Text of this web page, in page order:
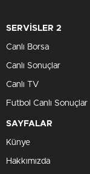
SERVİSLER 2
Canlı Borsa
Canlı Sonuçlar
Canlı TV
Futbol Canlı Sonuçlar
SAYFALAR
Künye
Hakkımızda